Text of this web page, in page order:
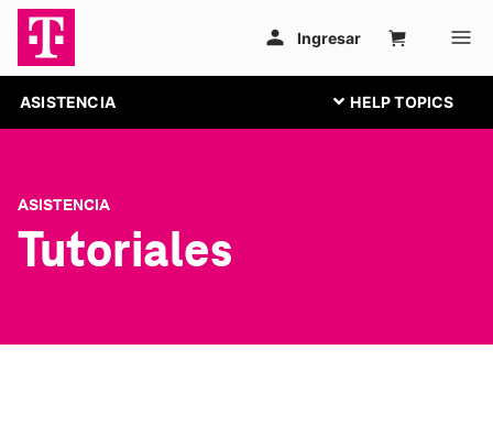
ASISTENCIA
ASISTENCIA
Tutoriales